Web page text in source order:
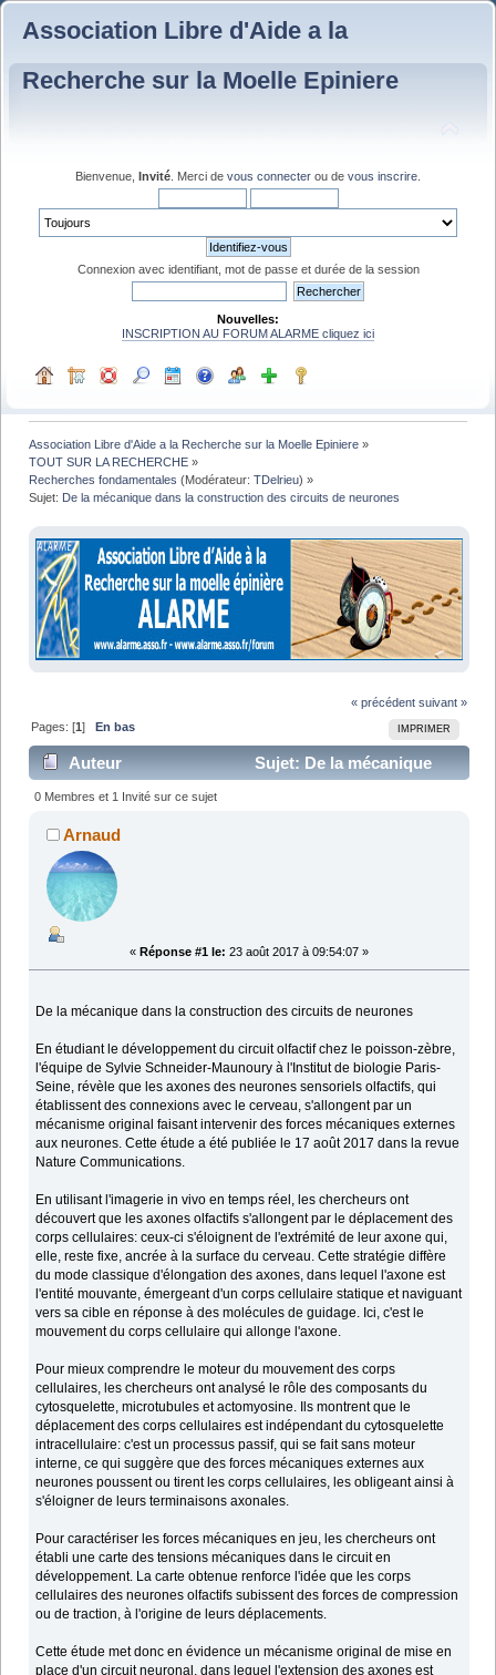
Association Libre d'Aide a la
Recherche sur la Moelle Epiniere
Bienvenue, Invité . Merci de vous connecter ou de vous inscrire
Connexion avec identifiant, mot de passe et durée de la session
Nouvelles:
INSCRIPTION AU FORUM ALARME cliquez ici
Association Libre d'Aide a la Recherche sur la Moelle Epiniere »
TOUT SUR LA RECHERCHE »
Recherches fondamentales (Modérateur:TDelrieu) »
Sujet: De la mécanique dans la construction des circuits de neurones
« précédent suivant »
IMPRIMER
Pages: [1] En bas
Auteur
Sujet: De la mécanique
dans la construction des circuits de neurones (Lu
8317 fois)
0 Membres et 1 Invité sur ce sujet
Arnaud
« Réponse #1 le: 23 août 2017 à 09:54:07 »
De la mécanique dans la construction des circuits de neurones
En étudiant le développement du circuit olfactif chez le poisson-zèbre,
l'équipe de Sylvie Schneider-Maunoury à l'Institut de biologie Paris-
Seine, révèle que les axones des neurones sensoriels olfactifs, qui
établissent des connexions avec le cerveau, s'allongent par un
mécanisme original faisant intervenir des forces mécaniques externes
aux neurones. Cette étude a été publiée le 17 août 2017 dans la revue
Nature Communications.
En utilisant l'imagerie in vivo en temps réel, les chercheurs ont
découvert que les axones olfactifs s'allongent par le déplacement des
corps cellulaires: ceux-ci s'éloignent de l'extrémité de leur axone qui,
elle, reste fixe, ancrée à la surface du cerveau. Cette stratégie diffère
du mode classique d'élongation des axones, dans lequel l'axone est
l'entité mouvante, émergeant d'un corps cellulaire statique et naviguant
vers sa cible en réponse à des molécules de guidage. Ici, c'est le
mouvement du corps cellulaire qui allonge l'axone.
Pour mieux comprendre le moteur du mouvement des corps
cellulaires, les chercheurs ont analysé le rôle des composants du
cytosquelette, microtubules et actomyosine. Ils montrent que le
déplacement des corps cellulaires est indépendant du cytosquelette
intracellulaire: c'est un processus passif, qui se fait sans moteur
interne, ce qui suggère que des forces mécaniques externes aux
neurones poussent ou tirent les corps cellulaires, les obligeant ainsi à
s'éloigner de leurs terminaisons axonales.
Pour caractériser les forces mécaniques en jeu, les chercheurs ont
établi une carte des tensions mécaniques dans le circuit en
développement. La carte obtenue renforce l'idée que les corps
cellulaires des neurones olfactifs subissent des forces de compression
ou de traction, à l'origine de leurs déplacements.
Cette étude met donc en évidence un mécanisme original de mise en
place d'un circuit neuronal, dans lequel l'extension des axones est